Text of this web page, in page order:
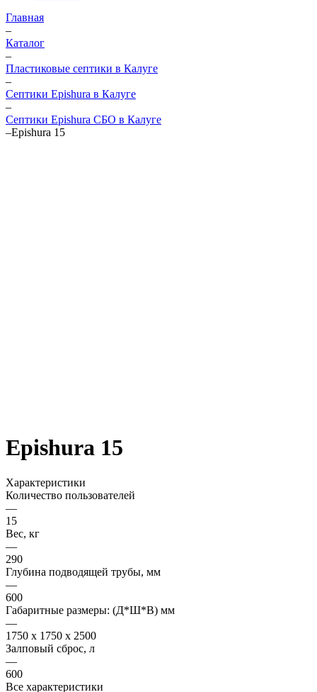
Главная
–
Каталог
–
Пластиковые септики в Калуге
–
Септики Epishura в Калуге
–
Септики Epishura СБО в Калуге
–Epishura 15
Epishura 15
Характеристики
Количество пользователей
—
15
Вес, кг
—
290
Глубина подводящей трубы, мм
—
600
Габаритные размеры: (Д*Ш*В) мм
—
1750 x 1750 x 2500
Залповый сброс, л
—
600
Все характеристики